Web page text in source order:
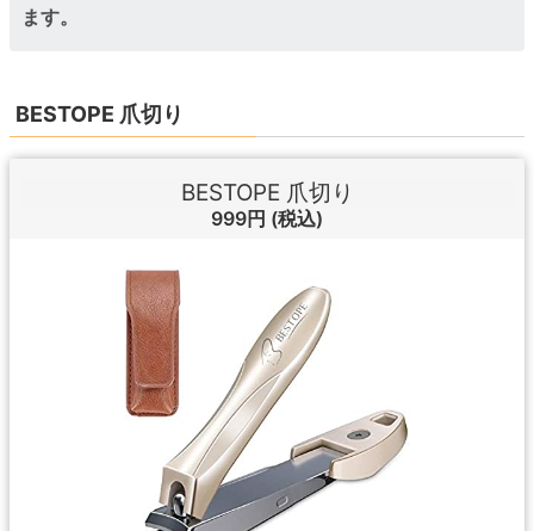
ます。
BESTOPE 爪切り
BESTOPE 爪切り
999円 (税込)